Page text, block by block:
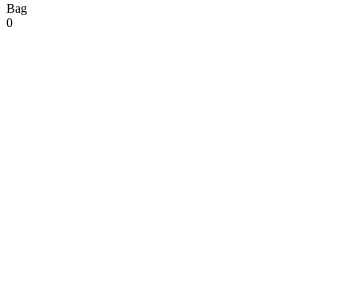
Bag
0